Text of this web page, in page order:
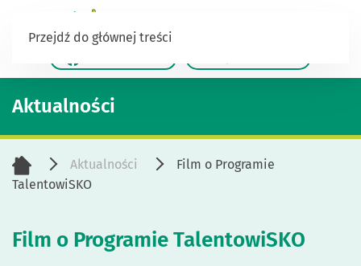
Przejdź do głównej treści
Aktualności
Aktualności
Film o Programie
TalentowiSKO
Film o Programie TalentowiSKO